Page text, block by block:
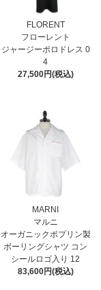
FLORENT
フローレント
ジャージーポロドレス 0
4
27,500円(税込)
MARNI
マルニ
オーガニックポプリン製
ボーリングシャツ コン
シールロゴ入り 12
83,600円(税込)